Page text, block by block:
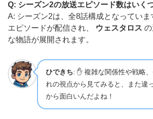
Q: シーズン2の放送エピソード数はいく
A: シーズン2は、全8話構成となっていま
エピソードが配信され、
ウェスタロス
な物語が展開されます。
ひできち: ✋ 複雑な関係性や戦略
れの視点から見てみると、また違
から面白いんだよね！